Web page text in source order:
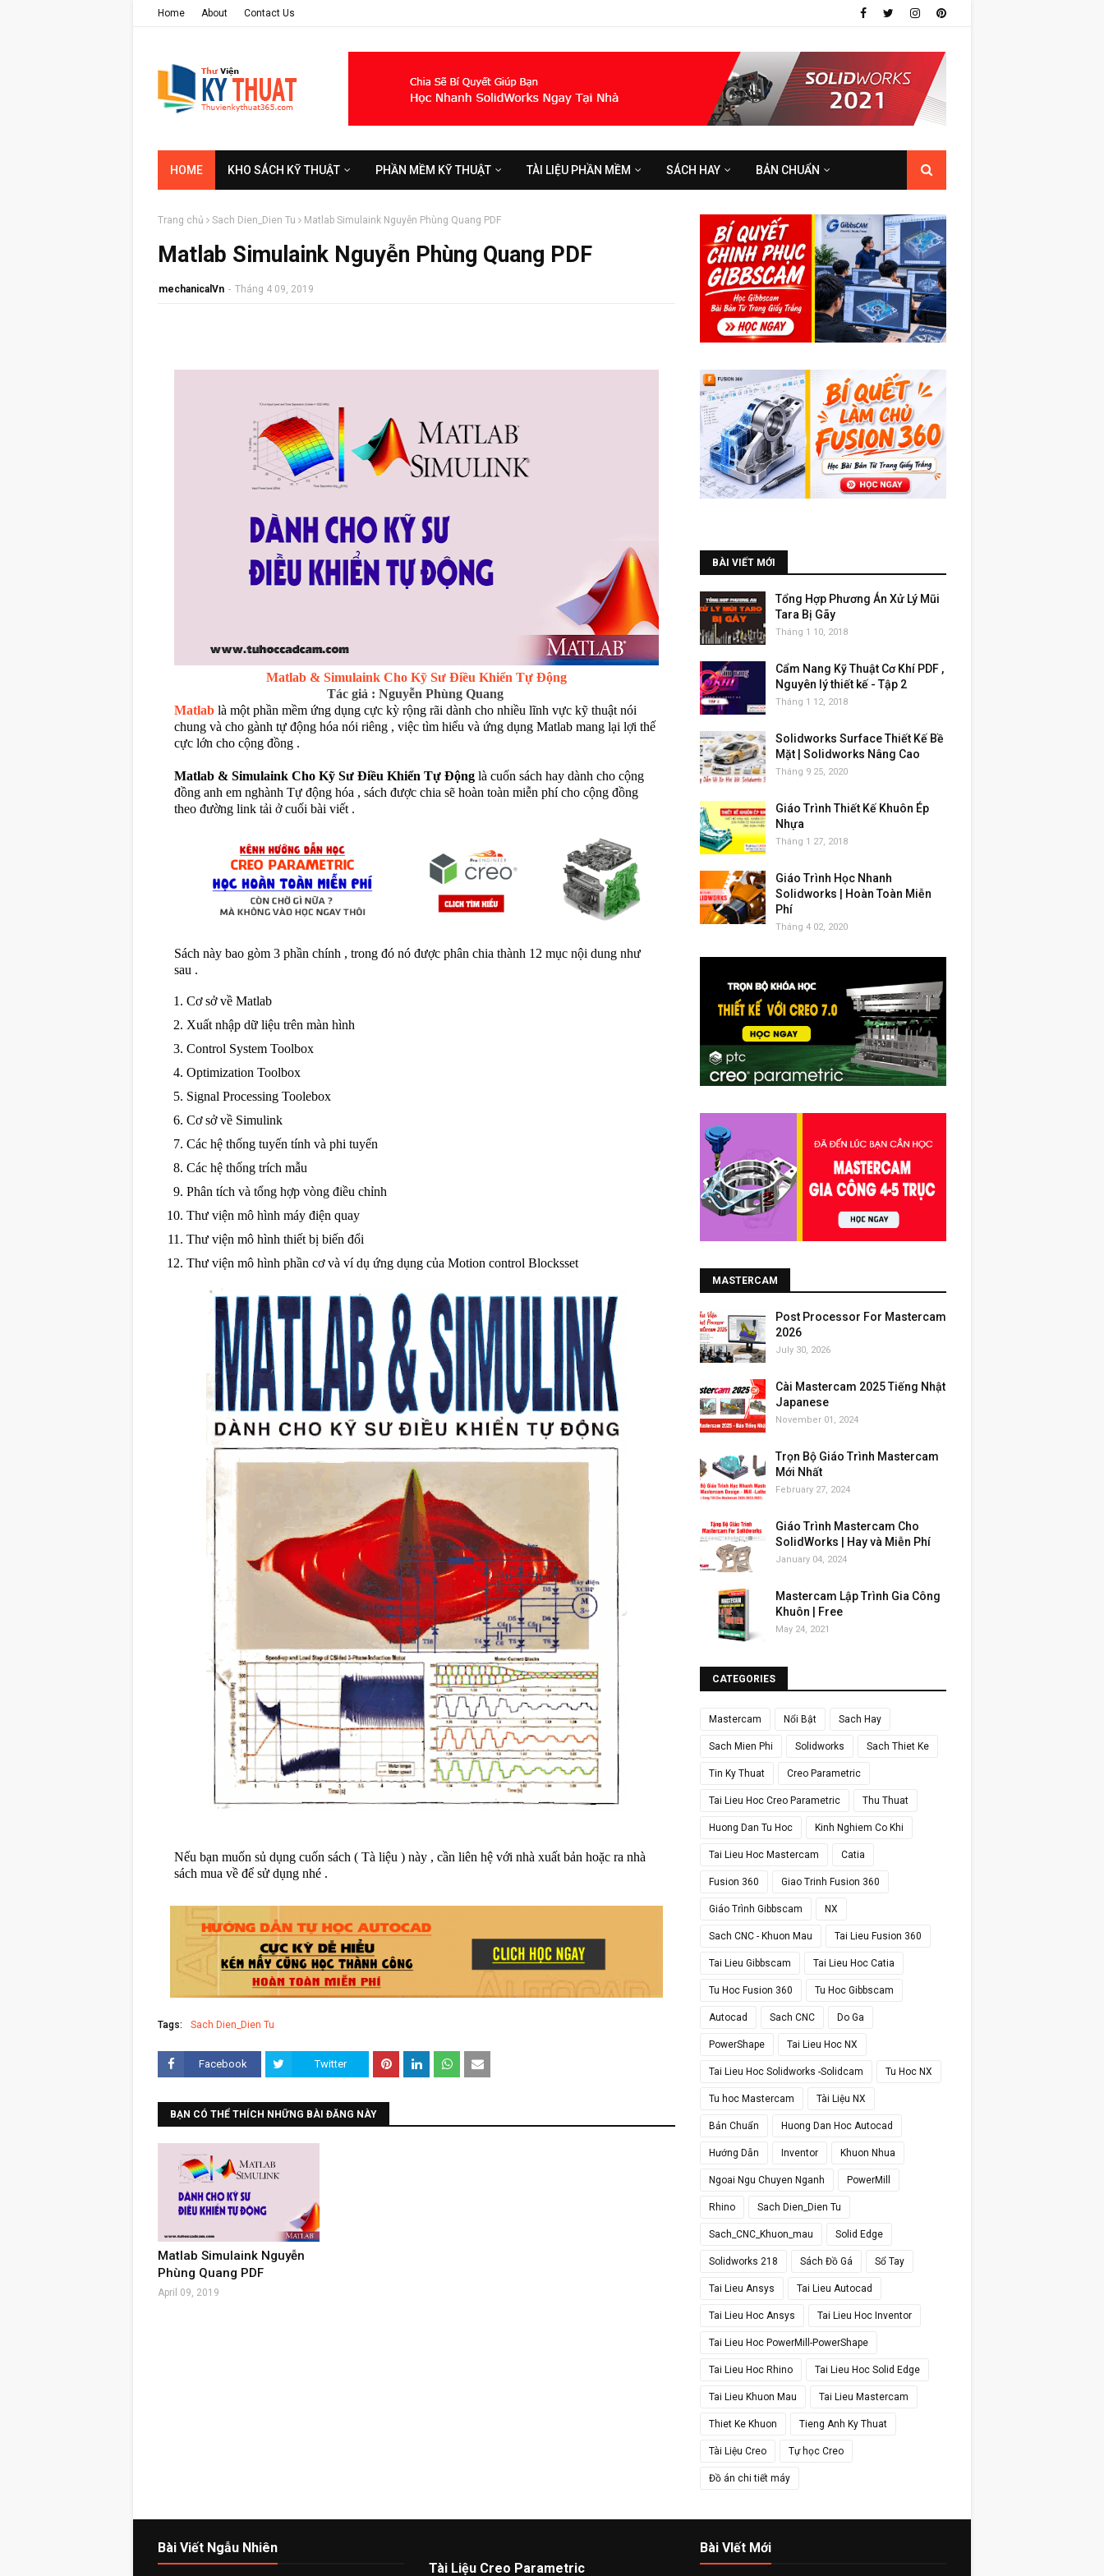
Home About Contact Us
HOME KHO SÁCH KỸ THUẬT PHẦN MỀM KỸ THUẬT TÀI LIỆU PHẦN MỀM SÁCH HAY BẢN CHUẨN
Trang chủ Sach Dien_Dien Tu Matlab Simulaink Nguyễn Phùng Quang PDF
Matlab Simulaink Nguyễn Phùng Quang PDF
mechanicalVn - Tháng 4 09, 2019
Matlab & Simulaink Cho Kỹ Sư Điều Khiển Tự Động
Tác giả : Nguyễn Phùng Quang
Matlab là một phần mềm ứng dụng cực kỳ rộng rãi dành cho nhiều lĩnh vực kỹ thuật nói
chung và cho gành tự động hóa nói riêng , việc tìm hiểu và ứng dụng Matlab mang lại lợi thế
cực lớn cho cộng đồng .
Matlab & Simulaink Cho Kỹ Sư Điều Khiển Tự Động là cuốn sách hay dành cho cộng
đồng anh em nghành Tự động hóa , sách được chia sẽ hoàn toàn miễn phí cho cộng đồng
theo đường link tải ở cuối bài viết .
Sách này bao gòm 3 phần chính , trong đó nó được phân chia thành 12 mục nội dung như
sau .
Cơ sở về Matlab
Xuất nhập dữ liệu trên màn hình
Control System Toolbox
Optimization Toolbox
Signal Processing Toolebox
Cơ sở về Simulink
Các hệ thống tuyến tính và phi tuyến
Các hệ thống trích mẫu
Phân tích và tổng hợp vòng điều chỉnh
Thư viện mô hình máy điện quay
Thư viện mô hình thiết bị biến đổi
Thư viện mô hình phần cơ và ví dụ ứng dụng của Motion control Blocksset
Nếu bạn muốn sủ dụng cuốn sách ( Tà liệu ) này , cần liên hệ với nhà xuất bản hoặc ra nhà
sách mua về để sử dụng nhé .
Tags: Sach Dien_Dien Tu
Facebook Twitter
BẠN CÓ THỂ THÍCH NHỮNG BÀI ĐĂNG NÀY
Matlab Simulaink Nguyễn
Phùng Quang PDF
April 09, 2019
BÀI VIẾT MỚI
Tổng Hợp Phương Án Xử Lý Mũi
Tara Bị Gãy
Tháng 1 10, 2018
Cẩm Nang Kỹ Thuật Cơ Khí PDF ,
Nguyên lý thiết kế - Tập 2
Tháng 1 12, 2018
Solidworks Surface Thiết Kế Bề
Mặt | Solidworks Nâng Cao
Tháng 9 25, 2020
Giáo Trình Thiết Kế Khuôn Ép
Nhựa
Tháng 1 27, 2018
Giáo Trình Học Nhanh
Solidworks | Hoàn Toàn Miễn
Phí
Tháng 4 02, 2020
MASTERCAM
Post Processor For Mastercam
2026
July 30, 2026
Cài Mastercam 2025 Tiếng Nhật
Japanese
November 01, 2024
Trọn Bộ Giáo Trình Mastercam
Mới Nhất
February 27, 2024
Giáo Trình Mastercam Cho
SolidWorks | Hay và Miễn Phí
January 04, 2024
Mastercam Lập Trình Gia Công
Khuôn | Free
May 24, 2021
CATEGORIES
Mastercam Nổi Bật Sach Hay
Sach Mien Phi Solidworks Sach Thiet Ke
Tin Ky Thuat Creo Parametric
Tai Lieu Hoc Creo Parametric Thu Thuat
Huong Dan Tu Hoc Kinh Nghiem Co Khi
Tai Lieu Hoc Mastercam Catia
Fusion 360 Giao Trinh Fusion 360
Giáo Trình Gibbscam NX
Sach CNC - Khuon Mau Tai Lieu Fusion 360
Tai Lieu Gibbscam Tai Lieu Hoc Catia
Tu Hoc Fusion 360 Tu Hoc Gibbscam
Autocad Sach CNC Do Ga
PowerShape Tai Lieu Hoc NX
Tai Lieu Hoc Solidworks -Solidcam Tu Hoc NX
Tu hoc Mastercam Tài Liệu NX
Bản Chuẩn Huong Dan Hoc Autocad
Hướng Dẫn Inventor Khuon Nhua
Ngoai Ngu Chuyen Nganh PowerMill
Rhino Sach Dien_Dien Tu
Sach_CNC_Khuon_mau Solid Edge
Solidworks 218 Sách Đồ Gá Sổ Tay
Tai Lieu Ansys Tai Lieu Autocad
Tai Lieu Hoc Ansys Tai Lieu Hoc Inventor
Tai Lieu Hoc PowerMill-PowerShape
Tai Lieu Hoc Rhino Tai Lieu Hoc Solid Edge
Tai Lieu Khuon Mau Tai Lieu Mastercam
Thiet Ke Khuon Tieng Anh Ky Thuat
Tài Liệu Creo Tự học Creo
Đồ án chi tiết máy
Bài Viết Ngẫu Nhiên
Tài Liệu Creo Parametric
Bài VIết Mới